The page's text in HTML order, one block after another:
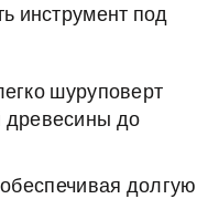
инструмент под
шуруповерт
древесины до
долгую